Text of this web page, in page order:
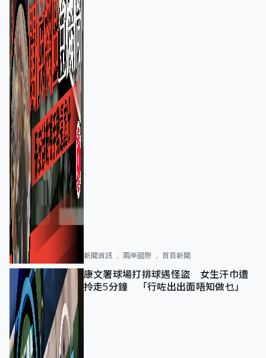
新聞資訊 兩岸國際 首頁新聞
康文署球場打排球遇怪盜 女生汗巾遭
拎走5分鐘 「行咗出出面唔知做乜」